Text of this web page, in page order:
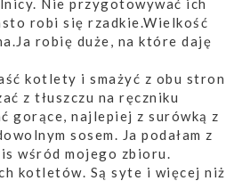
Nie przygotowywać ich
robi się rzadkie.Wielkość
robię duże, na które daję
kotlety i smażyć z obu stron
z tłuszczu na ręczniku
gorące, najlepiej z surówką z
sosem. Ja podałam z
wśród mojego zbioru.
kotletów. Są syte i więcej niż